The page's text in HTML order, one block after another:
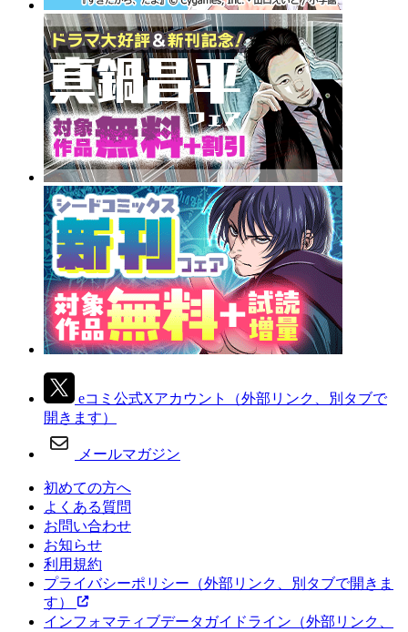
eコミ公式Xアカウント
（外部リンク、別タブで
開きます）
メールマガジン
初めての方へ
よくある質問
お問い合わせ
お知らせ
利用規約
プライバシーポリシー （外部リンク、別タブで開きま
す）
インフォマティブデータガイドライン （外部リンク、